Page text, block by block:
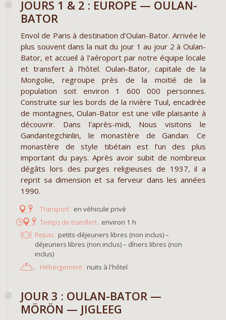
JOURS 1 & 2 : EUROPE — OULAN-
BATOR
Envol de Paris à destination d’Oulan-Bator. Arrivée le
plus souvent dans la nuit du jour 1 au jour 2 à Oulan-
Bator, et accueil à l'aéroport par notre équipe locale
et transfert à l’hôtel. Oulan-Bator, capitale de la
Mongolie, regroupe près de la moitié de la
population soit environ 1 600 000 personnes.
Construite sur les bords de la rivière Tuul, encadrée
de montagnes, Oulan-Bator est une ville plaisante à
découvrir. Dans l'après-midi, Nous visitons le
Gandantegchinlin, le monastère de Gandan. Ce
monastère de style tibétain est l’un des plus
important du pays. Après avoir subit de nombreux
dégâts lors des purges religieuses de 1937, il a
reprit sa dimension et sa ferveur dans les années
1990.
en véhicule privé
environ 1 h
Repas : petits-déjeuners libres (non inclus) –
déjeuners libres (non inclus) – dîners libres (non
inclus)
Hébergement : nuits à l'hôtel
JOUR 3 : OULAN-BATOR —
MÖRÖN — JIGLEEG